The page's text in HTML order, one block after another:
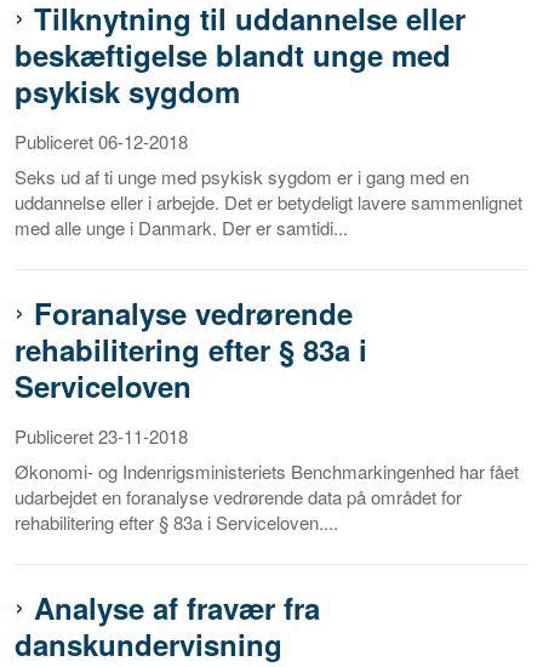
Tilknytning til uddannelse eller
beskæftigelse blandt unge med
psykisk sygdom
Publiceret 06-12-2018
Seks ud af ti unge med psykisk sygdom er i gang med en
uddannelse eller i arbejde. Det er betydeligt lavere sammenlignet
med alle unge i Danmark. Der er samtidi...
Foranalyse vedrørende
rehabilitering efter § 83a i
Serviceloven
Publiceret 23-11-2018
Økonomi- og Indenrigsministeriets Benchmarkingenhed har fået
udarbejdet en foranalyse vedrørende data på området for
rehabilitering efter § 83a i Serviceloven....
Analyse af fravær fra
danskundervisning